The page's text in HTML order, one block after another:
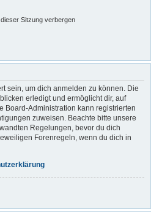
Sitzung verbergen
sein, um dich anmelden zu können. Die
erledigt und ermöglicht dir, auf
Board-Administration kann registrierten
zuweisen. Beachte bitte unsere
Regelungen, bevor du dich
Forenregeln, wenn du dich in